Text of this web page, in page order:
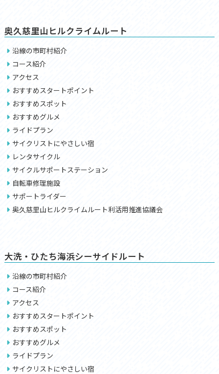
奥久慈里山ヒルクライムルート
沿線の市町村紹介
コース紹介
アクセス
おすすめスタートポイント
おすすめスポット
おすすめグルメ
ライドプラン
サイクリストにやさしい宿
レンタサイクル
サイクルサポートステーション
自転車修理施設
サポートライダー
奥久慈里山ヒルクライムルート利活用推進協議会
大洗・ひたち海浜シーサイドルート
沿線の市町村紹介
コース紹介
アクセス
おすすめスタートポイント
おすすめスポット
おすすめグルメ
ライドプラン
サイクリストにやさしい宿